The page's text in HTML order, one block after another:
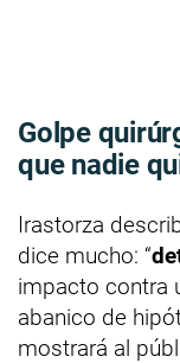
Golpe
que nadie
Irastorza
dice mucho: “
impacto contra
abanico de
mostrará al